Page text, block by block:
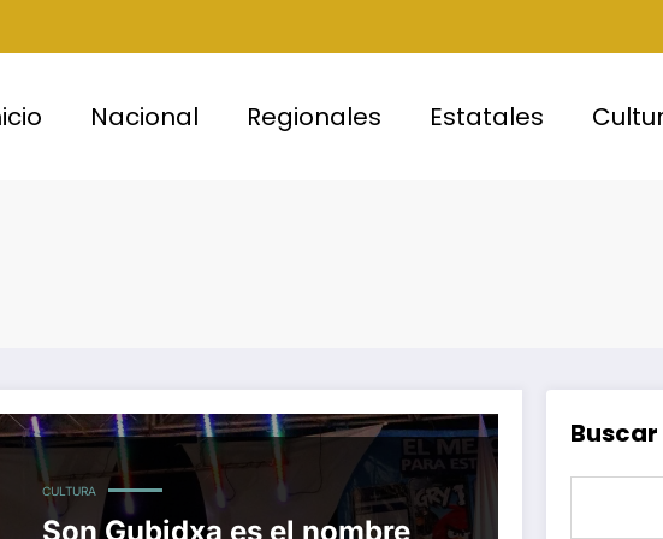
Nacional Regionales Estatales
CULTURA
Son Gubidxa es el nombre
Buscar